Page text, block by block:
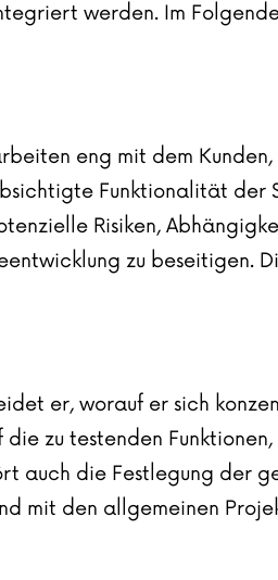
werden. Im
eng mit dem Kunden,
Funktionalität der
Risiken,
zu beseitigen.
er, worauf er sich
zu testenden
auch die Festlegung der
mit den allgemeinen